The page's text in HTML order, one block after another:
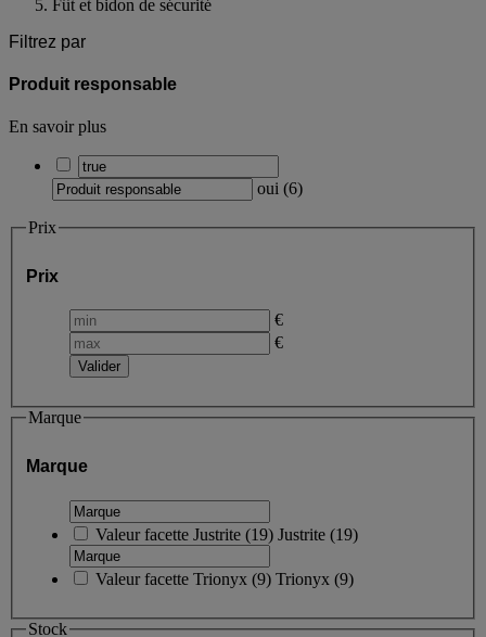
Fût et bidon de sécurité
Filtrez par
Produit responsable
En savoir plus
oui (6)
Prix
Prix
€
€
Marque
Marque
Valeur facette Justrite (19) Justrite (19)
Valeur facette Trionyx (9) Trionyx (9)
Stock